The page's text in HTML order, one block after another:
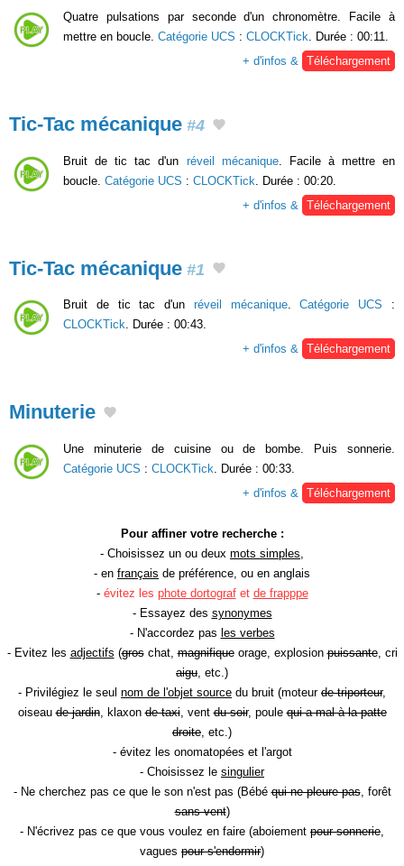
Quatre pulsations par seconde d'un chronomètre. Facile à
mettre en boucle. Catégorie UCS : CLOCKTick . Durée : 00:11.
+ d'infos &
Téléchargement
Tic-Tac mécanique #4
Bruit de tic tac d'un réveil mécanique. Facile à mettre en
boucle. Catégorie UCS : CLOCKTick . Durée : 00:20.
+ d'infos &
Téléchargement
Tic-Tac mécanique #1
Bruit de tic tac d'un réveil mécanique.Catégorie UCS :
CLOCKTick. Durée : 00:43.
+ d'infos & Téléchargement
Minuterie
Une minuterie de cuisine ou de bombe. Puis sonnerie.
Catégorie UCS : CLOCKTick . Durée : 00:33.
+ d'infos &
Téléchargement
Pour affiner votre recherche :
- Choisissez un ou deux mots simples
- en français de préférence, ou en anglais
- évitez les phote dortografet de frapppe
- Essayez des synonymes
- N'accordez pas les verbes
- Evitez les adjectifs (groschat,magnifiqueorage, explosionpuissante, cri
aigu , etc.)
- Privilégiez le seul nom de l'objet source du bruit (moteur de triporteur,
oiseaude jardin, klaxonde taxi, ventdu soir, poulequi a mal à la patte
droite , etc.)
- évitez les onomatopées et l'argot
- Choisissez le singulier
- Ne cherchez pas ce que le son n'est pas (Bébéqui ne pleure pas, forêt
sans vent)
- N'écrivez pas ce que vous voulez en faire (aboiement pour sonnerie
vagues pour s'endormir)